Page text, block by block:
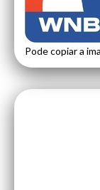
Pode copiar a